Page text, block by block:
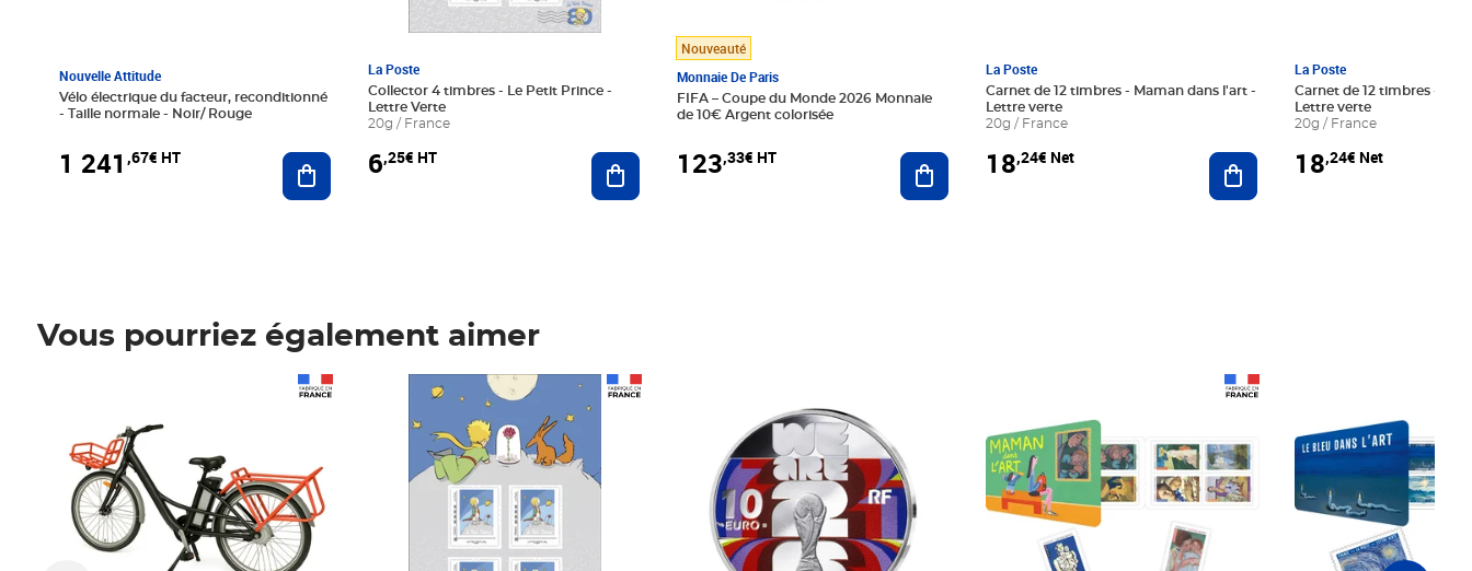
Nouvelle Attitude
Vélo électrique du facteur, reconditionné
- Taille normale - Noir/ Rouge
1 241 ,67€ HT Ajouter au panier
La Poste
Collector 4 timbres - Le Petit Prince -
Lettre Verte
20g / France
6,25€ HT Ajouter au panier
Nouveauté
Monnaie De Paris
FIFA – Coupe du Monde 2026 Monnaie
de 10€ Argent colorisée
123,33€ HT Ajouter au panier
La Poste
Carnet de 12 timbres - Maman dans l'art -
Lettre verte
20g / France
18,24€ Net Ajouter au panier
La Poste
Carnet de 12 timbres - Le
Lettre verte
20g / France
18,24€ Net
Vous pourriez également aimer
Prix 6,25€ HT